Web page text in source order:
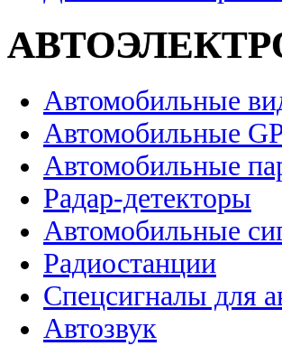
Автомобильные
Автомобильные
Автомобильные
Радар-детекторы
Автомобильные
Радиостанции
Спецсигналы для
Автозвук